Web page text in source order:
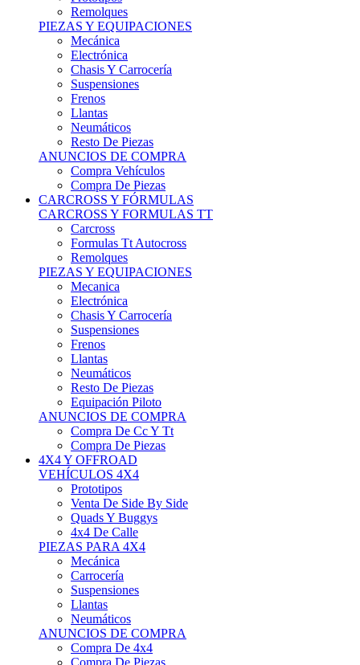
Remolques
PIEZAS Y EQUIPACIONES
Mecánica
Electrónica
Chasis Y Carrocería
Suspensiones
Frenos
Llantas
Neumáticos
Resto De Piezas
ANUNCIOS DE COMPRA
Compra Vehículos
Compra De Piezas
CARCROSS Y FÓRMULAS
CARCROSS Y FORMULAS TT
Carcross
Formulas Tt Autocross
Remolques
PIEZAS Y EQUIPACIONES
Mecanica
Electrónica
Chasis Y Carrocería
Suspensiones
Frenos
Llantas
Neumáticos
Resto De Piezas
Equipación Piloto
ANUNCIOS DE COMPRA
Compra De Cc Y Tt
Compra De Piezas
4X4 Y OFFROAD
VEHÍCULOS 4X4
Prototipos
Venta De Side By Side
Quads Y Buggys
4x4 De Calle
PIEZAS PARA 4X4
Mecánica
Carrocería
Suspensiones
Llantas
Neumáticos
ANUNCIOS DE COMPRA
Compra De 4x4
Compra De Piezas